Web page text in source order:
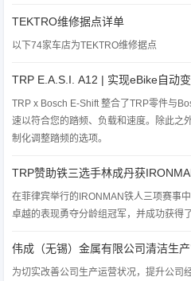
TEKTRO维修据点详单
以下74家车店为TEKTRO维修据点
TRP E.A.S.I. A12 | 实现eBike自动
TRP x Bosch E-Shift 整合了TRP零件与
速以符合您的踏频、负载和速度。除此之
制化调整踏频的选项。
TRP赞助铁三选手林成丹获
在菲律宾举行的IRONMAN铁人三项赛事
卓越的表现勇夺分龄组冠军，并成功获得
伟成（无锡）金属有限公司清洁生
为切实改善公司生产运营状况，提升公司